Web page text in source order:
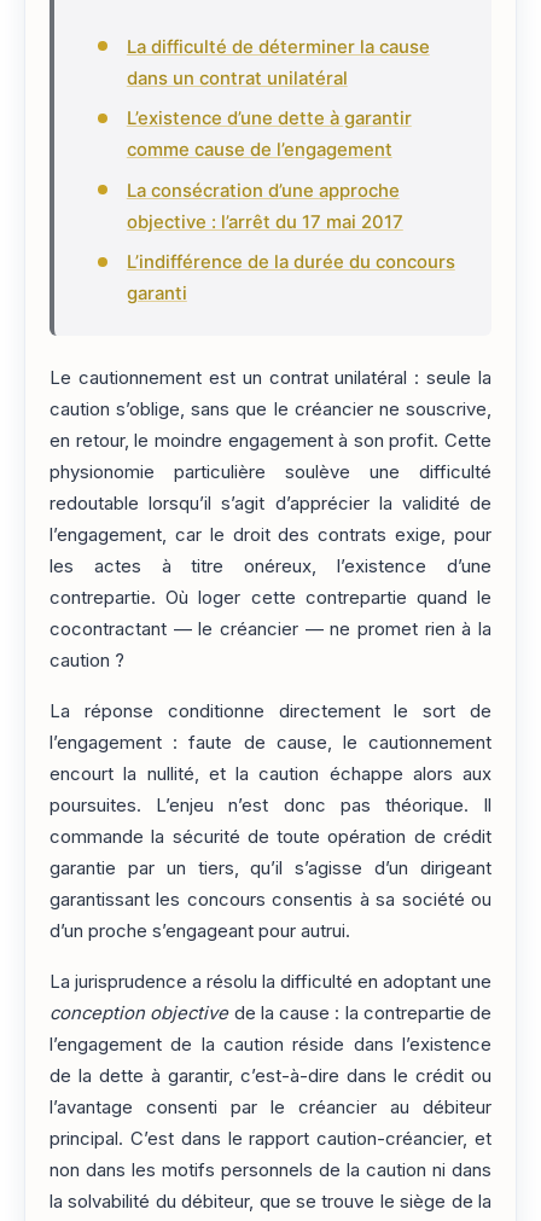
La difficulté de déterminer la cause
dans un contrat unilatéral
L’existence d’une dette à garantir
comme cause de l’engagement
La consécration d’une approche
objective : l’arrêt du 17 mai 2017
L’indifférence de la durée du concours
garanti
Le cautionnement est un contrat unilatéral : seule la
caution s’oblige, sans que le créancier ne souscrive,
en retour, le moindre engagement à son profit. Cette
physionomie particulière soulève une difficulté
redoutable lorsqu’il s’agit d’apprécier la validité de
l’engagement, car le droit des contrats exige, pour
les actes à titre onéreux, l’existence d’une
contrepartie. Où loger cette contrepartie quand le
cocontractant — le créancier — ne promet rien à la
caution ?
La réponse conditionne directement le sort de
l’engagement : faute de cause, le cautionnement
encourt la nullité, et la caution échappe alors aux
poursuites. L’enjeu n’est donc pas théorique. Il
commande la sécurité de toute opération de crédit
garantie par un tiers, qu’il s’agisse d’un dirigeant
garantissant les concours consentis à sa société ou
d’un proche s’engageant pour autrui.
La jurisprudence a résolu la difficulté en adoptant une
conception objectivede la cause : la contrepartie de
l’engagement de la caution réside dans l’existence
de la dette à garantir, c’est-à-dire dans le crédit ou
l’avantage consenti par le créancier au débiteur
principal. C’est dans le rapport caution-créancier, et
non dans les motifs personnels de la caution ni dans
la solvabilité du débiteur, que se trouve le siège de la